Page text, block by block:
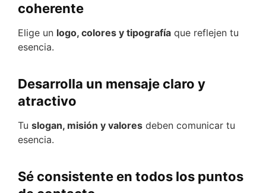
coherente
Elige un logo, colores y tipografía que reflejen tu
esencia.
Desarrolla un mensaje claro y
atractivo
Tu slogan, misión y valores deben comunicar tu
esencia.
Sé consistente en todos los puntos